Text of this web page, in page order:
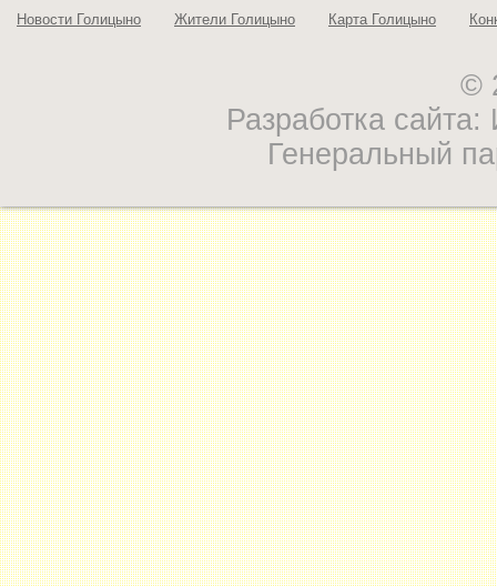
Новости Голицыно Жители Голицыно Карта Голицыно
©
Разработка
Генеральный